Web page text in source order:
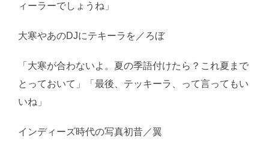
ィーラーでしょうね」
大寒やあのDJにテキーラを／ろぼ
「大寒が合わないよ。夏の季語付けたら？これ夏まで
とっておいて」「最後、テッキーラ、って言ってもい
いね」
インディーズ時代の写真初昔／翼